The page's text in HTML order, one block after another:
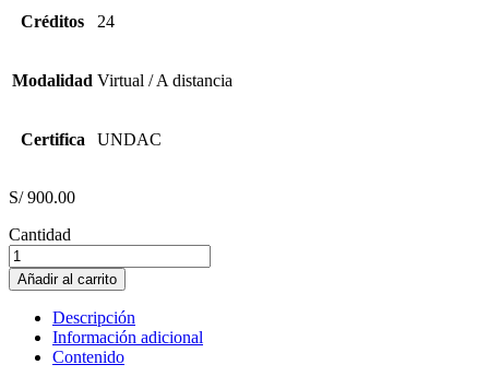
Créditos 24
Modalidad Virtual / A distancia
Certifica UNDAC
S/900.00
Cantidad
TECNOLOGIAS
DE
INFORMACION
BUSINESS
cantidad
Añadir al carrito
Descripción
Información adicional
Contenido